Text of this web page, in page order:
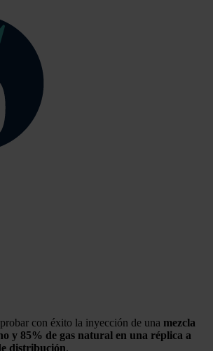
con éxito la inyección de una mezcla
y 85% de gas natural en una réplica a
distribución.